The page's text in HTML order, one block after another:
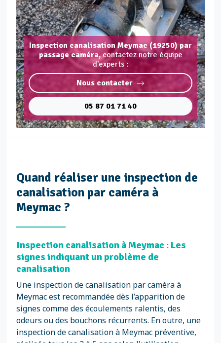
Inspection canalisation Meymac (19250) par
passage caméra,contactez notre équipe
d'experts :
Nous contacter
05 87 01 71 40
Quand réaliser une inspection de
canalisation par caméra à
Meymac ?
Inspection canalisation à Meymac : Les
signes indiquant un problème de
canalisation
Une inspection de canalisation par caméra à
Meymac est recommandée dès l’apparition de
signes comme des écoulements ralentis, des
odeurs ou des bouchons récurrents. En outre, une
inspection de canalisation à Meymac préventive,